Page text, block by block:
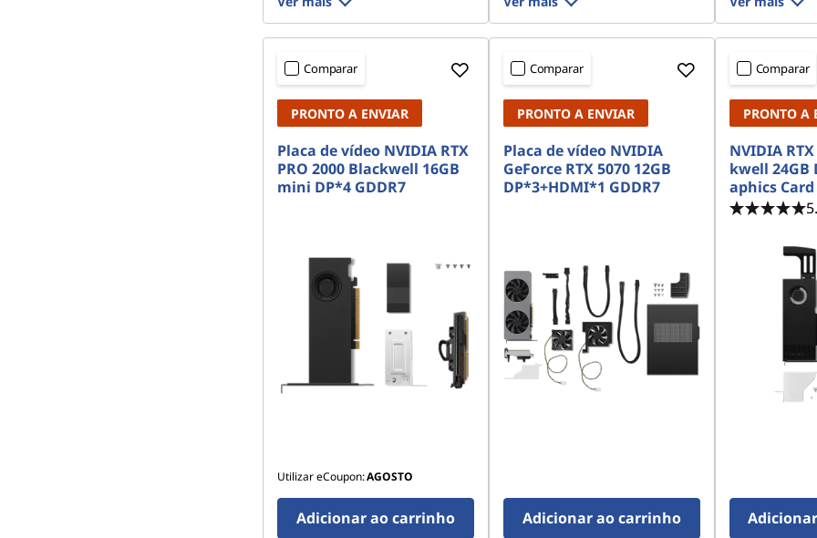
Comparar
PRONTO A ENVIAR
Placa de vídeo NVIDIA RTX
PRO 2000 Blackwell 16GB
mini DP*4 GDDR7
Utilizar eCoupon:AGOSTO
Adicionar ao carrinho
Comparar
PRONTO A ENVIAR
Placa de vídeo NVIDIA
GeForce RTX 5070 12GB
DP*3+HDMI*1 GDDR7
Adicionar ao carrinho
Comparar
PRONTO A
NVIDIA
kwell 24GB
aphics Card